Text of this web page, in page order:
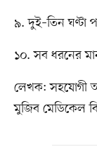
৯. দুই–তিন ঘণ্টা
১০. সব ধরনের
লেখক: সহযোগী
মুজিব মেডিকেল